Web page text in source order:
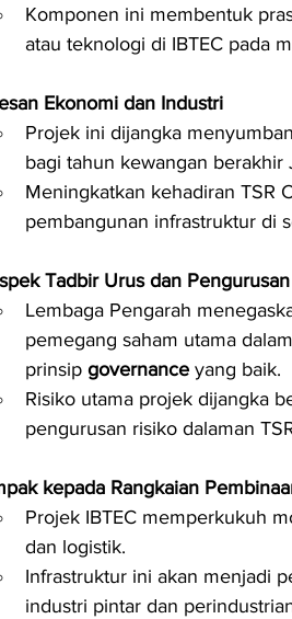
Komponen ini membentuk
atau teknologi di IBTEC pada
Ekonomi dan Industri
Projek ini dijangka
bagi tahun kewangan
Meningkatkan kehadiran TSR
pembangunan infrastruktur di
Tadbir Urus dan
Lembaga Pengarah
pemegang saham utama
prinsip governance yang baik.
Risiko utama projek dijangka
pengurusan risiko dalaman
kepada Rangkaian
Projek IBTEC memperkukuh
dan logistik.
Infrastruktur ini akan menjadi
industri pintar dan